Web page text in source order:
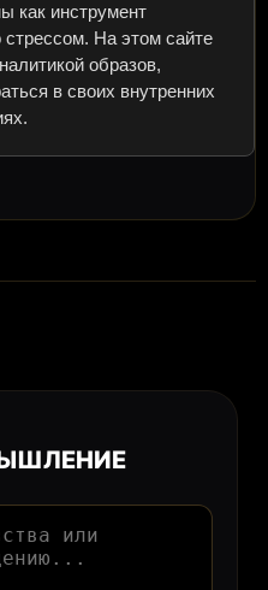
как инструмент
На этом сайте
образов,
в своих внутренних